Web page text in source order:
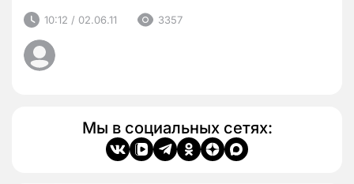
10:12 / 02.06.11 3357
Мы в социальных сетях: